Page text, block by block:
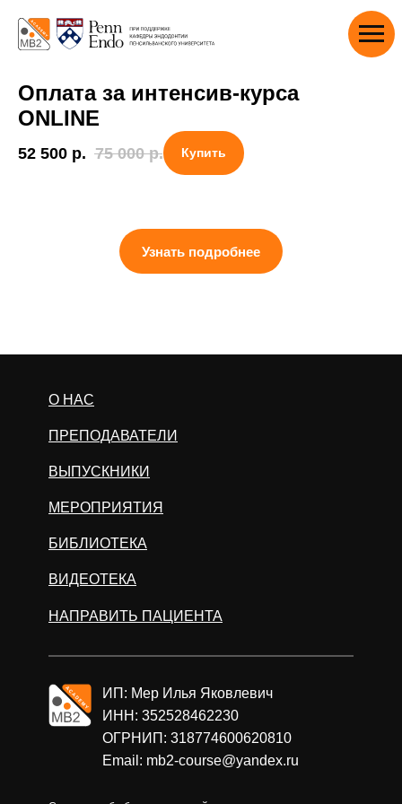
Оплата за интенсив-курса
ONLINE
52 500 р. 75 000 р. Купить
Узнать подробнее
О НАС
ПРЕПОДАВАТЕЛИ
МЕРОПРИЯТИЯ
ВИДЕОТЕКА
БИБЛИОТЕКА
НАПРАВИТЬ ПАЦИЕНТА
ИП: Мер Илья Яковлевич
ИНН: 352528462230
ОГРНИП: 318774600620810
Email: mb2-course@yandex.ru
ВЫПУСКНИКИ